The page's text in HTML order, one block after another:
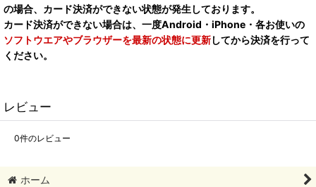
の場合、カード決済ができない状態が発生しております。
カード決済ができない場合は、一度Android・iPhone・各お使いの
ソフトウエアやブラウザーを最新の状態に更新してから決済を行って
ください。
レビュー
0件のレビュー
ホーム